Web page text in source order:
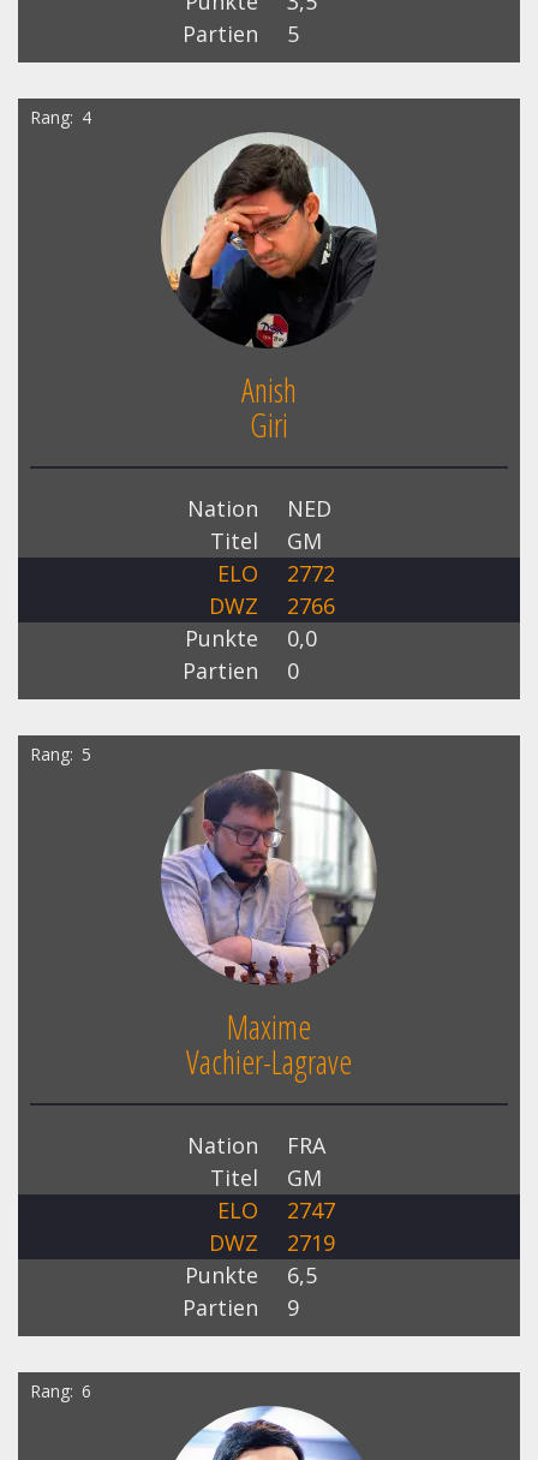
Partien
5
Rang 4
Anish
Giri
Nation
NED
Titel
GM
ELO
2772
DWZ
2766
Punkte
0,0
Partien
0
Rang 5
Maxime
Vachier-Lagrave
Nation
FRA
Titel
GM
ELO
2747
DWZ
2719
Punkte
6,5
Partien
9
Rang 6